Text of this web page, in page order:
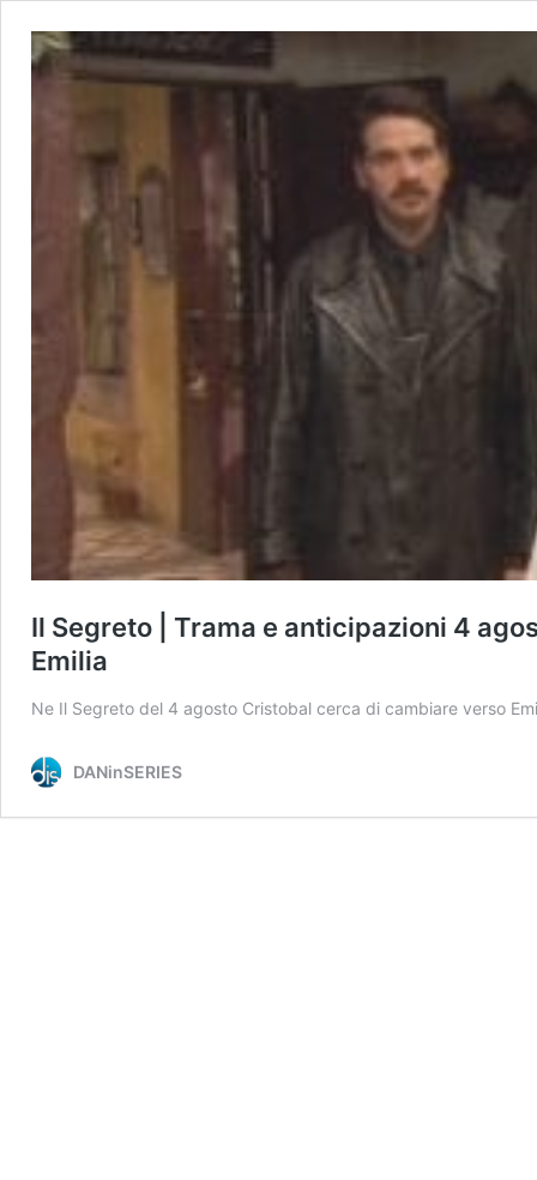
Il Segreto | Trama e anticipazioni 4
Emilia
Ne Il Segreto del 4 agosto Cristobal cerca di cambiare verso
DANinSERIES